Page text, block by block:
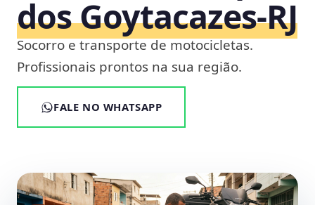
dos Goytacazes‑RJ
Socorro e transporte de motocicletas.
Profissionais prontos na sua região.
FALE NO WHATSAPP